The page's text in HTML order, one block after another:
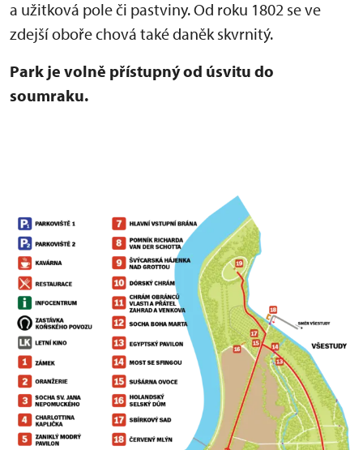
a užitková pole či pastviny. Od roku 1802 se ve
zdejší oboře chová také daněk skvrnitý.
Park je volně přístupný od úsvitu do
soumraku.